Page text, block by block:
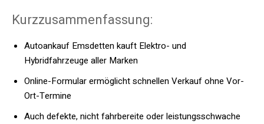
Kurzzusammenfassung:
Autoankauf Emsdetten kauft Elektro- und
Hybridfahrzeuge aller Marken
Online-Formular ermöglicht schnellen Verkauf ohne Vor-
Ort-Termine
Auch defekte, nicht fahrbereite oder leistungsschwache